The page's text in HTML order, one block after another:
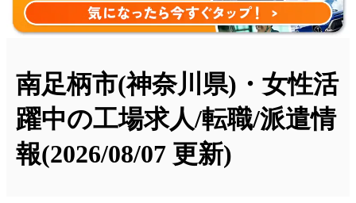
南足柄市(神奈川県)・女性活
躍中の工場求人/転職/派遣情
報(2026/08/07 更新)